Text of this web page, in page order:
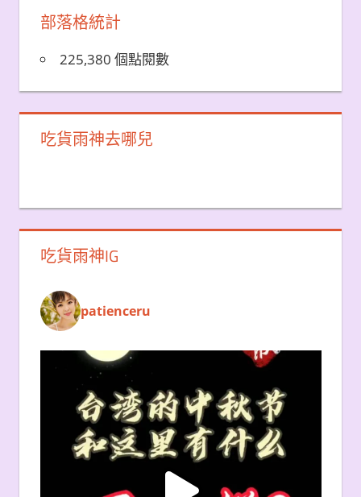
部落格統計
225,380 個點閱數
吃貨雨神去哪兒
吃貨雨神IG
patienceru